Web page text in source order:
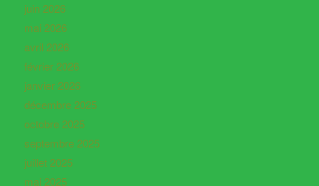
juin 2026
mai 2026
avril 2026
février 2026
janvier 2026
décembre 2025
octobre 2025
septembre 2025
juillet 2025
mai 2025